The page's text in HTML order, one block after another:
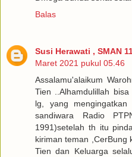
Balas
Susi Herawati , SMAN
Maret 2021 pukul 05.46
Assalamu'alaikum
Tien ..Alhamdulillah
lg, yang
sandiwara Radio
1991)setelah th itu
kiriman teman ,CerBung
Tien dan Keluarga